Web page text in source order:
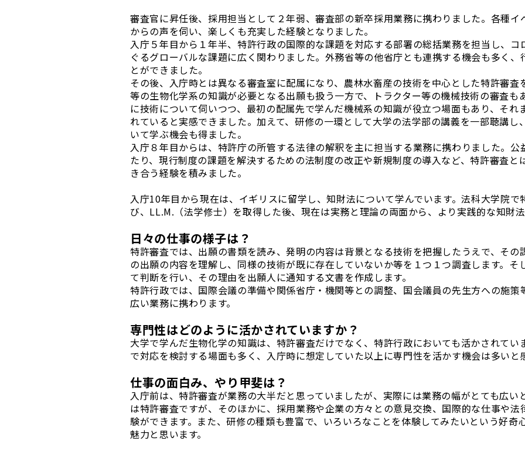
審査官に昇任後、採用担当として２年弱、審査部の新卒採用業務に携わりました。各種
からの声を伺い、楽しくも充実した経験となりました。
入庁５年目から１年半、特許行政の国際的な課題を対応する部署の総括業務を担当し、
ぐるグローバルな課題に広く関わりました。外務省等の他省庁とも連携する機会も多く
とができました。
その後、入庁時とは異なる審査室に配属になり、農林水畜産の技術を中心とした特許審
等の生物化学系の知識が必要となる出願も扱う一方で、トラクター等の機械技術の審査も
に技術について伺いつつ、最初の配属先で学んだ機械系の知識が役立つ場面もあり、そ
れていると実感できました。加えて、研修の一環として大学の法学部の講義を一部聴講し
いて学ぶ機会も得ました。
入庁８年目からは、特許庁の所管する法律の解釈を主に担当する業務に携わりました。
たり、現行制度の課題を解決するための法制度の改正や新規制度の導入など、特許審査
き合う経験を積みました。
入庁10年目から現在は、イギリスに留学し、知財法について学んでいます。法科大学院
び、LL.M.（法学修士）を取得した後、現在は実務と理論の両面から、より実践的な知財
日々の仕事の様子は？
特許審査では、出願の書類を読み、発明の内容は背景となる技術を把握したうえで、そ
の出願の内容を理解し、同様の技術が既に存在していないか等を１つ１つ調査します。そ
て判断を行い、その理由を出願人に通知する文書を作成します。
特許行政では、国際会議の準備や関係省庁・機関等との調整、国会議員の先生方への施
広い業務に携わります。
専門性はどのように活かされていますか？
大学で学んだ生物化学の知識は、特許審査だけでなく、特許行政においても活かされてい
で対応を検討する場面も多く、入庁時に想定していた以上に専門性を活かす機会は多いと
仕事の面白み、やり甲斐は？
入庁前は、特許審査が業務の大半だと思っていましたが、実際には業務の幅がとても広い
は特許審査ですが、そのほかに、採用業務や企業の方々との意見交換、国際的な仕事や
験ができます。また、研修の種類も豊富で、いろいろなことを体験してみたいという好奇
魅力と思います。